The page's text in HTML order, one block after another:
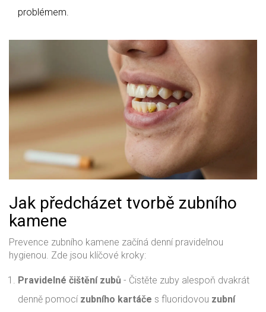
problémem.
Jak předcházet tvorbě zubního
kamene
Prevence zubního kamene začíná denní pravidelnou
hygienou. Zde jsou klíčové kroky:
Pravidelné čištění zubů - Čistěte zuby alespoň dvakrát
denně pomocí zubního kartáče s fluoridovou zubní